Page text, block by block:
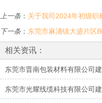
上一条： 关于我司2024年初级职
下一条： 东莞市麻涌镇大盛片区
相关资讯：
东莞市晋南包装材料有限公司
东莞市光耀线缆科技有限公司